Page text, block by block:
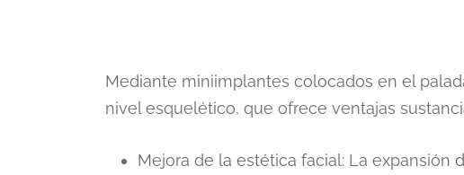
Mediante miniimplantes colocados en el
nivel esquelético, que ofrece ventajas
Mejora de la estética facial: La expansión